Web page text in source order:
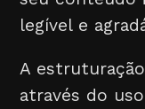
legível e
A
através do